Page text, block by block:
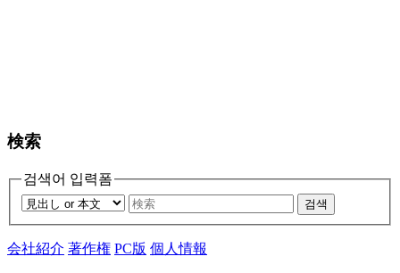
検索
검색어 입력폼
검색
会社紹介 著作権 PC版 個人情報